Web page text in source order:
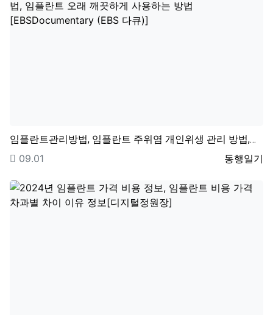
임플란트관리방법, 임플란트 주위염 개인위생 관리 방법,…
등록자
동행일기
등록일
09.01